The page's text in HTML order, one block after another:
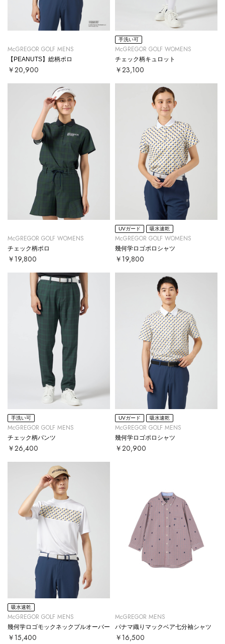
McGREGOR GOLF MENS
【PEANUTS】総柄ポロ
￥20,900
手洗い可
McGREGOR GOLF WOMENS
チェック柄キュロット
￥23,100
McGREGOR GOLF WOMENS
チェック柄ポロ
￥19,800
UVガード 吸水速乾
McGREGOR GOLF WOMENS
幾何学ロゴポロシャツ
￥19,800
手洗い可
McGREGOR GOLF MENS
チェック柄パンツ
￥26,400
UVガード 吸水速乾
McGREGOR GOLF MENS
幾何学ロゴポロシャツ
￥20,900
吸水速乾
McGREGOR GOLF MENS
幾何学ロゴモックネックプルオーバー
￥15,400
McGREGOR MENS
パナマ織りマックベア七分袖シャツ
￥16,500